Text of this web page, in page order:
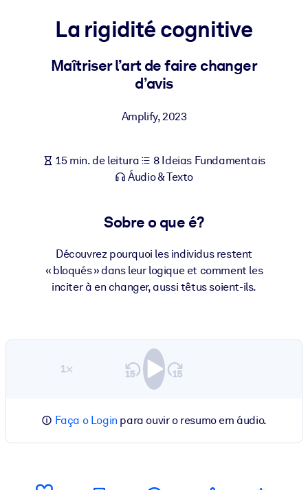
Para LMS/LXP
Leve conhecimento verificado e conciso para seu LMS/LXP para
Para bibliotecas corporativas
negócios confiável e pronto para uso.
estruturado para melhorar os resultados.
La rigidité cognitive
Maîtriser l’art de faire changer
d’avis
Amplify,2023
15 min. de leitura
8 Ideias Fundamentais
Áudio & Texto
Sobre o que é?
Découvrez pourquoi les individus restent
« bloqués » dans leur logique et comment les
inciter à en changer, aussi têtus soient-ils.
1×
Faça o Login para ouvir o resumo em áudio.